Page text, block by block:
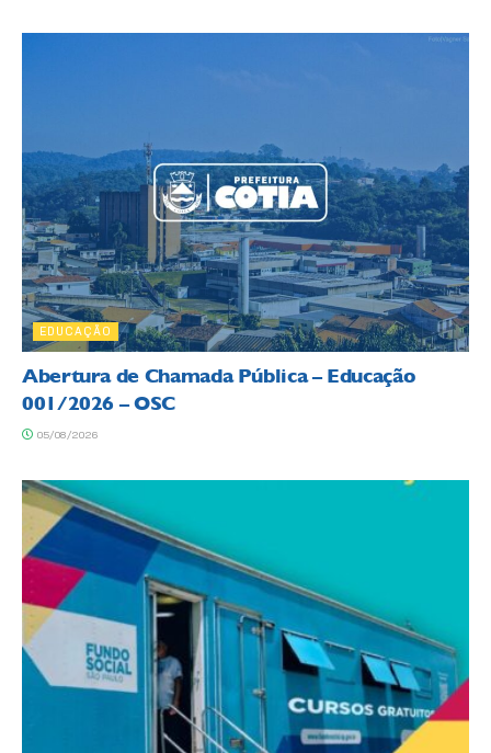
EDUCAÇÃO
Abertura de Chamada Pública – Educação
001/2026 – OSC
05/08/2026